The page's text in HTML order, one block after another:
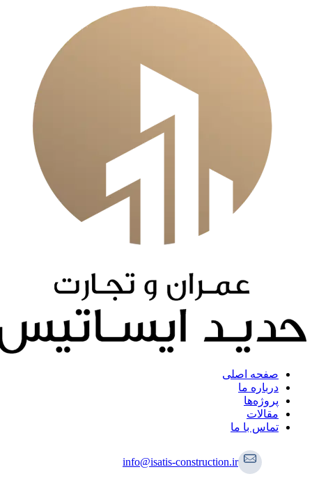
صفحه اصلی
درباره ما
پروژه‌ها
مقالات
تماس با ما
info@isatis-construction.ir